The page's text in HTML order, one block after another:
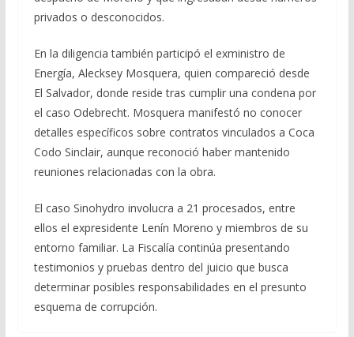
privados o desconocidos.
En la diligencia también participó el exministro de
Energía, Alecksey Mosquera, quien compareció desde
El Salvador, donde reside tras cumplir una condena por
el caso Odebrecht. Mosquera manifestó no conocer
detalles específicos sobre contratos vinculados a Coca
Codo Sinclair, aunque reconoció haber mantenido
reuniones relacionadas con la obra.
El caso Sinohydro involucra a 21 procesados, entre
ellos el expresidente Lenín Moreno y miembros de su
entorno familiar. La Fiscalía continúa presentando
testimonios y pruebas dentro del juicio que busca
determinar posibles responsabilidades en el presunto
esquema de corrupción.